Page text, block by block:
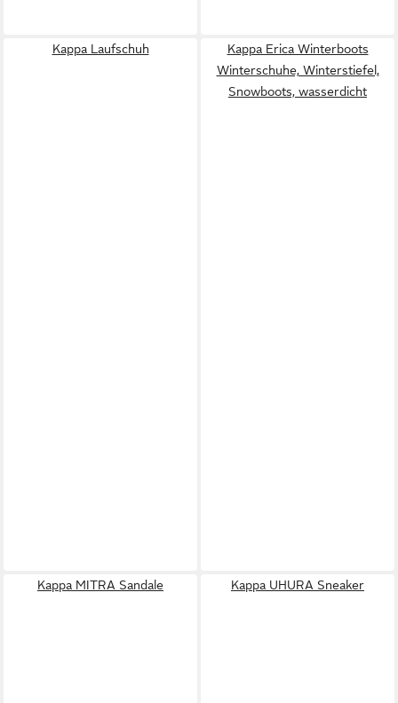
Kappa Laufschuh
Kappa Erica Winterboots
Winterschuhe, Winterstiefel,
Snowboots, wasserdicht
Kappa MITRA Sandale Kappa UHURA Sneaker